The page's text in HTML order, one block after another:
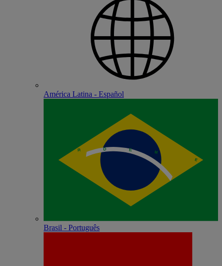
América Latina - Español
Brasil - Português